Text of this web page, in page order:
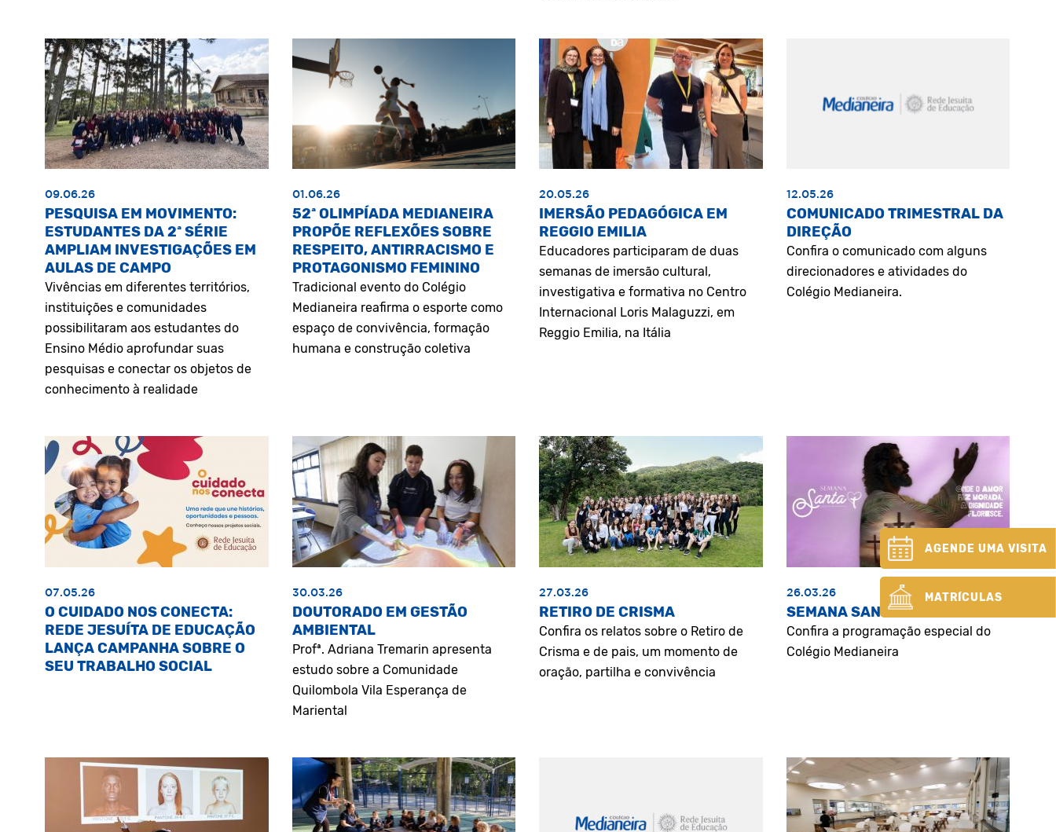
09.06.26
PESQUISA EM MOVIMENTO:
ESTUDANTES DA 2ª SÉRIE
AMPLIAM INVESTIGAÇÕES EM
AULAS DE CAMPO
Vivências em diferentes territórios,
instituições e comunidades
possibilitaram aos estudantes do
Ensino Médio aprofundar suas
pesquisas e conectar os objetos de
conhecimento à realidade
01.06.26
52ª OLIMPÍADA MEDIANEIRA
PROPÕE REFLEXÕES SOBRE
RESPEITO, ANTIRRACISMO E
PROTAGONISMO FEMININO
Tradicional evento do Colégio
Medianeira reafirma o esporte como
espaço de convivência, formação
humana e construção coletiva
20.05.26
IMERSÃO PEDAGÓGICA EM
REGGIO EMILIA
Educadores participaram de duas
semanas de imersão cultural,
investigativa e formativa no Centro
Internacional Loris Malaguzzi, em
Reggio Emilia, na Itália
12.05.26
COMUNICADO TRIMESTRAL DA
DIREÇÃO
Confira o comunicado com alguns
direcionadores e atividades do
Colégio Medianeira.
07.05.26
O CUIDADO NOS CONECTA:
REDE JESUÍTA DE EDUCAÇÃO
LANÇA CAMPANHA SOBRE O
SEU TRABALHO SOCIAL
30.03.26
DOUTORADO EM GESTÃO
AMBIENTAL
Profª. Adriana Tremarin apresenta
estudo sobre a Comunidade
Quilombola Vila Esperança de
Mariental
27.03.26
RETIRO DE CRISMA
Confira os relatos sobre o Retiro de
Crisma e de pais, um momento de
oração, partilha e convivência
26.03.26
SEMANA SANTA
Confira a programação especial do
Colégio Medianeira
AGENDE UMA VISITA
MATRÍCULAS